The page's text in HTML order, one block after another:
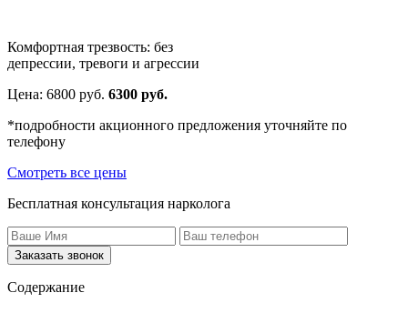
Комфортная трезвость: без
депрессии, тревоги и агрессии
Цена: 6800 руб. 6300 руб.
*подробности акционного предложения уточняйте по
телефону
Смотреть все цены
Бесплатная консультация нарколога
Заказать звонок
Содержание